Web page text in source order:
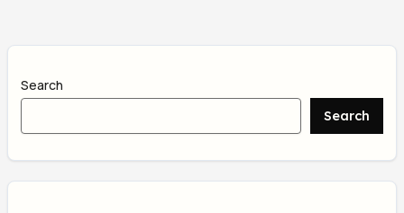
Search
Search